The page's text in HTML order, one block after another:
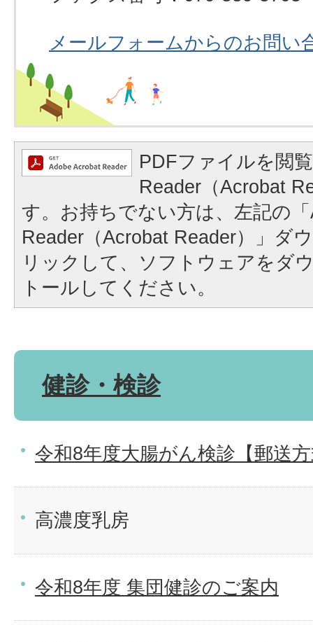
メールフォームからのお問い
PDFファイルを閲
Reader（Acrobat
す。お持ちでない方は、左記の
Reader（Acrobat Reader）」ダ
リックして、ソフトウェアをダ
トールしてください。
健診・検診
令和8年度大腸がん検診【郵送
高濃度乳房
令和8年度 集団健診のご案内